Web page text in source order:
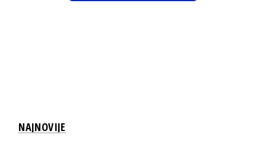
NAJNOVIJE